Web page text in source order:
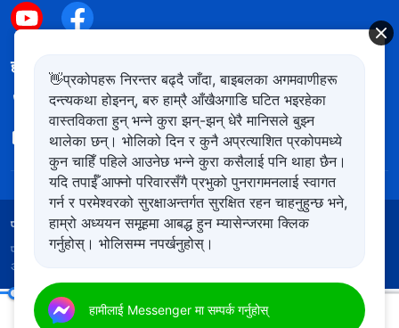
हामीलाई सम्पर्क गर्नुहोस
+977-981-140-9021
contact.ne@kingdomsalvation.org
प्रयोगका शर्तहरू गोपनीयता नीति आभार
कुकिज नीति
प्रतिलिपि अधिकार © २०२६सर्वशक्तिमान्‌ परमेश्‍वरको मण्डली
अधिकार सुरक्षित।
👋प्रकोपहरू निरन्तर बढ्दै जाँदा, बाइबलका अगमवाणीहरू
दन्त्यकथा होइनन्, बरु हाम्रै आँखैअगाडि घटित भइरहेका
वास्तविकता हुन् भन्ने कुरा झन्-झन् धेरै मानिसले बुझ्न
थालेका छन्। भोलिको दिन र कुनै अप्रत्याशित प्रकोपमध्ये
कुन चाहिँ पहिले आउनेछ भन्ने कुरा कसैलाई पनि थाहा छैन।
यदि तपाईँ आफ्नो परिवारसँगै प्रभुको पुनरागमनलाई स्वागत
गर्न र परमेश्‍वरको सुरक्षाअन्तर्गत सुरक्षित रहन चाहनुहुन्छ भने,
हाम्रो अध्ययन समूहमा आबद्ध हुन म्यासेन्जरमा क्लिक
गर्नुहोस्। भोलिसम्म नपर्खनुहोस्।
हामीलाई Messenger मा सम्पर्क गर्नुहोस्